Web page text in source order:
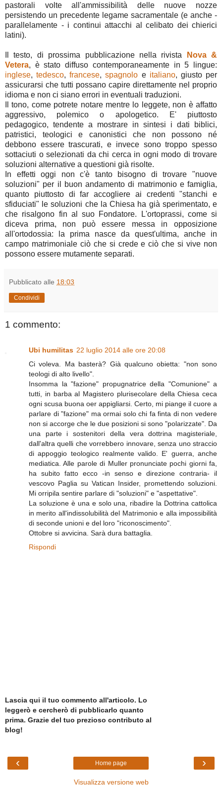
pastorali volte all'ammissibilità delle nuove nozze
persistendo un precedente legame sacramentale (e anche -
parallelamente - i continui attacchi al celibato dei chierici
latini).
Il testo, di prossima pubblicazione nella rivista
Nova &
Vetera, è stato diffuso contemporaneamente in 5 lingue:
inglese,tedesco,francese,spagnolo e italiano, giusto per
assicurarsi che tutti possano capire direttamente nel proprio
idioma e non ci siano errori in eventuali traduzioni.
Il tono, come potrete notare mentre lo leggete, non è affatto
aggressivo, polemico o apologetico. E' piuttosto
pedagogico, tendente a mostrare in sintesi i dati biblici,
patristici, teologici e canonistici che non possono né
debbono essere trascurati, e invece sono troppo spesso
sottaciuti o selezionati da chi cerca in ogni modo di trovare
soluzioni alternative a questioni già risolte.
In effetti oggi non c'è tanto bisogno di trovare "nuove
soluzioni" per il buon andamento di matrimonio e famiglia,
quanto piuttosto di far accogliere ai credenti "stanchi e
sfiduciati" le soluzioni che la Chiesa ha già sperimentato, e
che risalgono fin al suo Fondatore. L'ortoprassi, come si
diceva prima, non può essere messa in opposizione
all'ortodossia: la prima nasce da quest'ultima, anche in
campo matrimoniale ciò che si crede e ciò che si vive non
possono essere mutamente separati.
Pubblicato alle 18:03
Condividi
1 commento:
Ubi humilitas 22 luglio 2014 alle ore 20:08
Ci voleva. Ma basterà? Già qualcuno obietta: "non sono
teologi di alto livello".
Insomma la "fazione" propugnatrice della "Comunione" a
tutti, in barba al Magistero plurisecolare della Chiesa ceca
ogni scusa buona oer appigliarsi. Certo, mi piange il cuore a
parlare di "fazione" ma ormai solo chi fa finta di non vedere
non si accorge che le due posizioni si sono "polarizzate". Da
una parte i sostenitori della vera dottrina magisteriale,
dall'altra quelli che vorrebbero innovare, senza uno straccio
di appoggio teologico realmente valido. E' guerra, anche
mediatica. Alle parole di Muller pronunciate pochi giorni fa,
ha subito fatto ecco -in senso e direzione contraria- il
vescovo Paglia su Vatican Insider, promettendo soluzioni.
Mi orripila sentire parlare di "soluzioni" e "aspettative".
La soluzione è una e solo una, ribadire la Dottrina cattolica
in merito all'indissolubilità del Matrimonio e alla impossibilità
di seconde unioni e del loro "riconoscimento".
Ottobre si avvicina. Sarà dura battaglia.
Rispondi
Lascia qui il tuo commento all'articolo. Lo
leggerò e cercherò di pubblicarlo quanto
prima. Grazie del tuo prezioso contributo al
blog!
‹ ›
Home page
Visualizza versione web